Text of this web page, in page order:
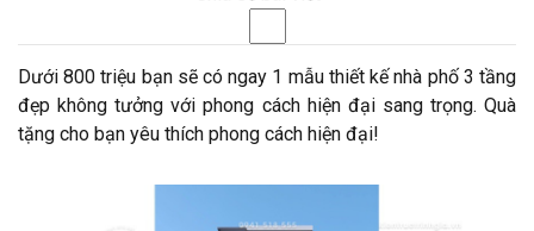
Dưới 800 triệu bạn sẽ có ngay 1 mẫu thiết kế nhà phố 3 tầng
đẹp không tưởng với phong cách hiện đại sang trọng. Quà
tặng cho bạn yêu thích phong cách hiện đại!